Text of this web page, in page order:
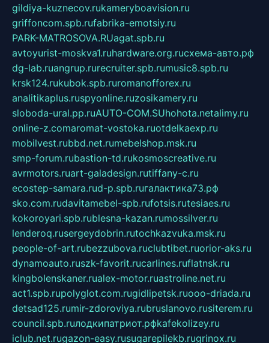
gildiya-kuznecov.rukameryboavision.ru
griffoncom.spb.rufabrika-emotsiy.ru
PARK-MATROSOVA.RUagat.spb.ru
avtoyurist-moskva1.ruhardware.org.ruсхема-авто.рф
dg-lab.ruangrup.rurecruiter.spb.rumusic8.spb.ru
krsk124.rukubok.spb.ruromanofforex.ru
analitikaplus.ruspyonline.ruzosikamery.ru
sloboda-ural.pp.ruAUTO-COM.SUhohota.netalimy.ru
online-z.comaromat-vostoka.ruotdelkaexp.ru
mobilvest.rubbd.net.rumebelshop.msk.ru
smp-forum.rubastion-td.rukosmoscreative.ru
avrmotors.ruart-galadesign.rutiffany-c.ru
ecostep-samara.rud-p.spb.ruгалактика73.рф
sko.com.rudavitamebel-spb.rufotsis.rutesiaes.ru
kokoroyari.spb.rublesna-kazan.rumossilver.ru
lenderoq.rusergeydobrin.rutochkazvuka.msk.ru
people-of-art.rubezzubova.ruclubtibet.ruorior-aks.ru
dynamoauto.ruszk-favorit.rucarlines.ruflatnsk.ru
kingbolenskaner.rualex-motor.ruastroline.net.ru
act1.spb.rupolyglot.com.rugidlipetsk.ruooo-driada.ru
detsad125.rumir-zdoroviya.rubruslanovo.rusiterem.ru
council.spb.ruлодкипатриот.рфkafekolizey.ru
iclub.net.rugazon-easy.rusugarepilekb.rugrinox.ru